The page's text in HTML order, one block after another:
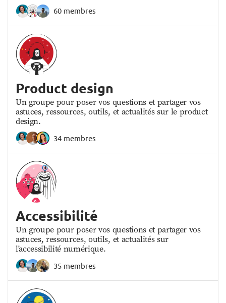
60 membres
Product design
Un groupe pour poser vos questions et partager vos
astuces, ressources, outils, et actualités sur le product
design.
34 membres
Accessibilité
Un groupe pour poser vos questions et partager vos
astuces, ressources, outils, et actualités sur
l'accessibilité numérique.
35 membres